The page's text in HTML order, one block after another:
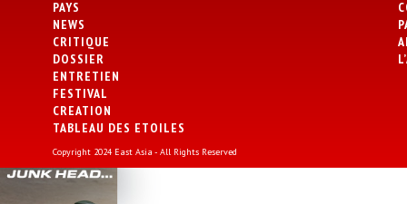
PAYS
NEWS
CRITIQUE
DOSSIER
ENTRETIEN
FESTIVAL
CREATION
TABLEAU DES ETOILES
Copyright 2024 East Asia - All Rights Reserved